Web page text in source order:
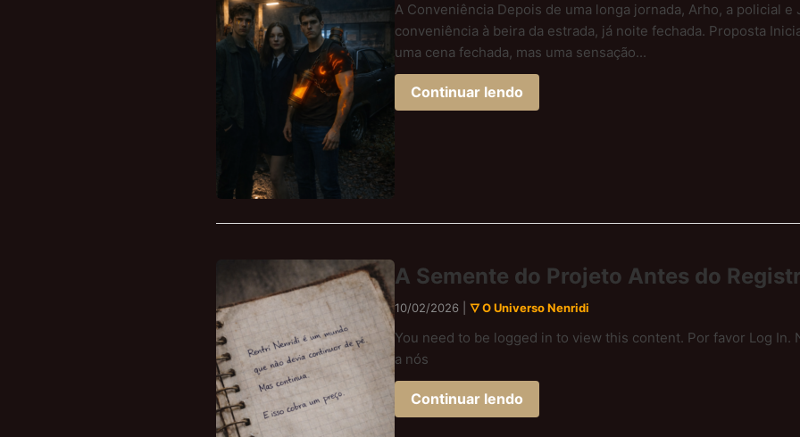
A Conveniência Depois de uma longa jornada, Arho, a policial e
conveniência à beira da estrada, já noite fechada. Proposta
uma cena fechada, mas uma sensação...
Continuar lendo
A Semente do Projeto Antes do
10/02/2026 | 🜄 O Universo Nenridi
You need to be logged in to view this content. Por favor Log In.
a nós
Continuar lendo